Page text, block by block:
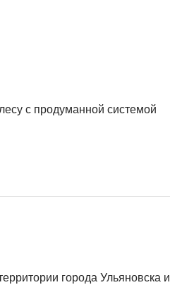
с продуманной системой
города Ульяновска и